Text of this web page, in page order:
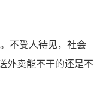
不受人待见，社会
外卖能不干的还是不